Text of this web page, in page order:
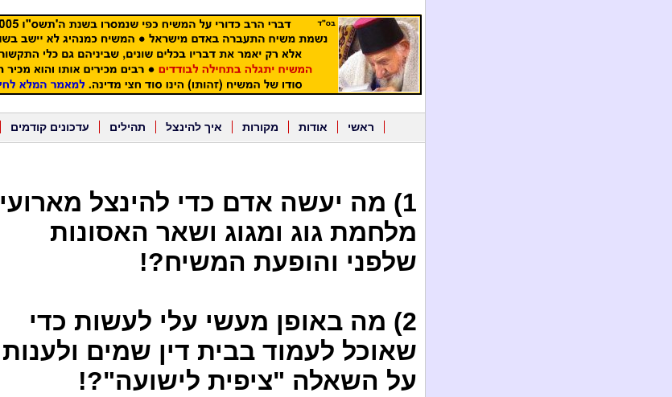
ראשי אודות מקורות איך להינצל תהילים עדכונים קודמים
1) מה יעשה אדם כדי להינצל מארועי
מלחמת גוג ומגוג ושאר האסונות
שלפני והופעת המשיח?!
2) מה באופן מעשי עלי לעשות כדי
שאוכל לעמוד בבית דין שמים ולענות
על השאלה "ציפית לישועה"?!